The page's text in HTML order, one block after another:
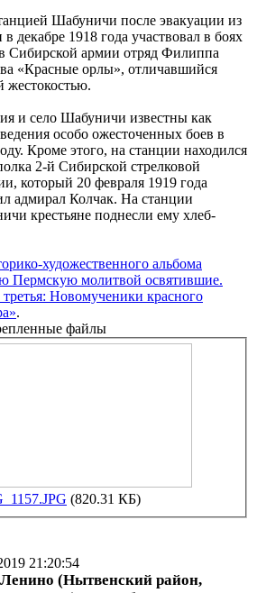
Шабуничи после эвакуации из
декабре 1918 года участвовал в боях
Сибирской армии отряд Филиппа
«Красные орлы», отличавшийся
жестокостью.
и село Шабуничи известны как
особо ожесточенных боев в
Кроме этого, на станции находился
2-й Сибирской стрелковой
который 20 февраля 1919 года
адмирал Колчак. На станции
крестьяне поднесли ему хлеб-
художественного альбома
Пермскую молитвой освятившие.
Новомученики красного
.
файлы
(820.31 КБ)
21:20:54
(Нытвенский район,